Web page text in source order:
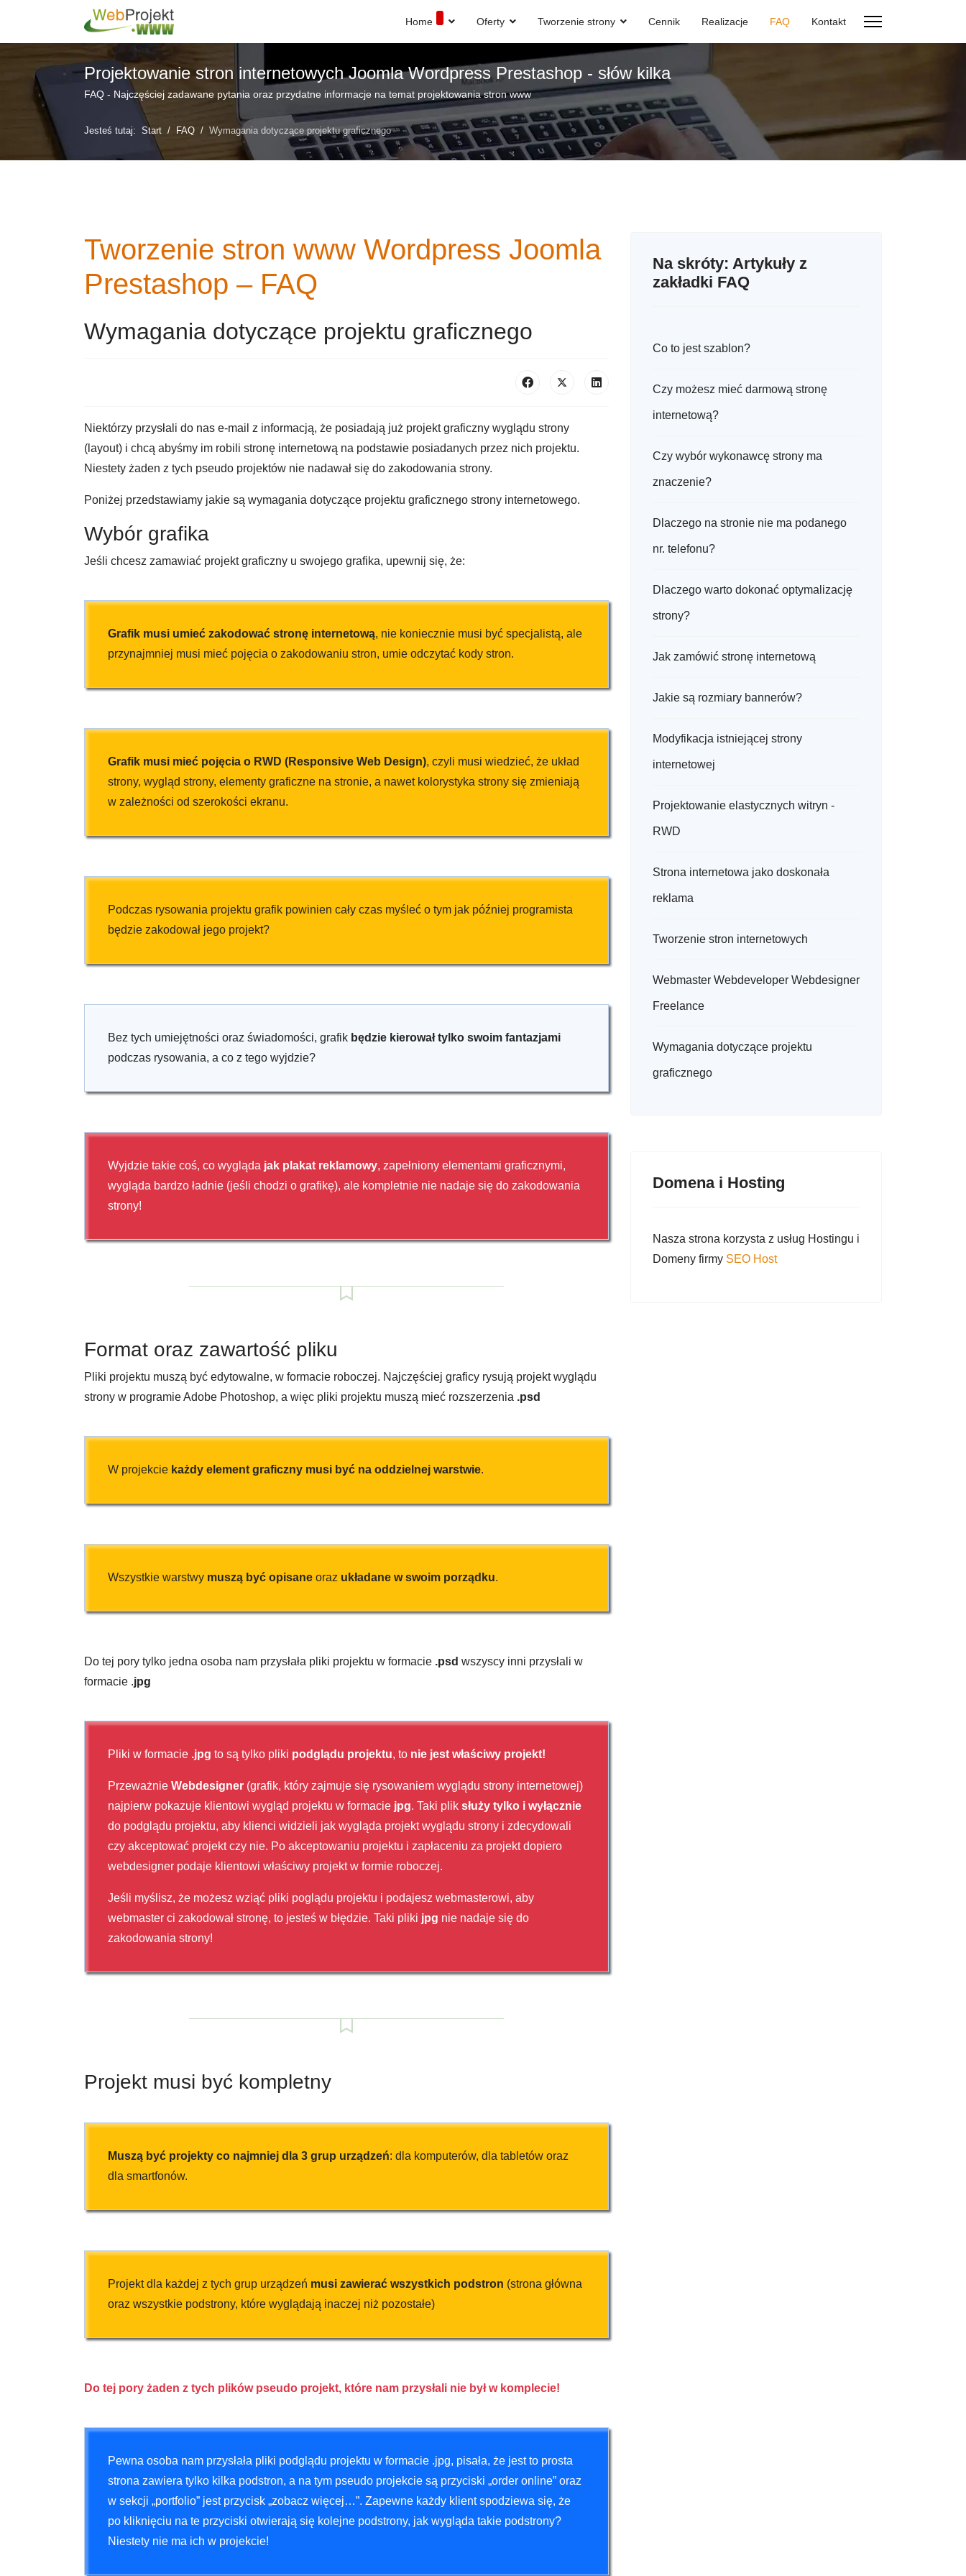
Home Oferty Tworzenie strony Cennik Realizacje FAQ Kontakt
Projektowanie stron internetowych Joomla Wordpress Prestashop - słów kilka
FAQ - Najczęściej zadawane pytania oraz przydatne informacje na temat projektowania stron www
Jesteś tutaj: Start FAQ Wymagania dotyczące projektu graficznego
Tworzenie stron www Wordpress Joomla
Prestashop – FAQ
Wymagania dotyczące projektu graficznego
Niektórzy przysłali do nas e-mail z informacją, że posiadają już projekt graficzny wyglądu strony
(layout) i chcą abyśmy im robili stronę internetową na podstawie posiadanych przez nich projektu.
Niestety żaden z tych pseudo projektów nie nadawał się do zakodowania strony.
Poniżej przedstawiamy jakie są wymagania dotyczące projektu graficznego strony internetowego.
Wybór grafika
Jeśli chcesz zamawiać projekt graficzny u swojego grafika, upewnij się, że:
Grafik musi umieć zakodować stronę internetową, nie koniecznie musi być specjalistą, ale
przynajmniej musi mieć pojęcia o zakodowaniu stron, umie odczytać kody stron.
Grafik musi mieć pojęcia o RWD (Responsive Web Design), czyli musi wiedzieć, że układ
strony, wygląd strony, elementy graficzne na stronie, a nawet kolorystyka strony się zmieniają
w zależności od szerokości ekranu.
Podczas rysowania projektu grafik powinien cały czas myśleć o tym jak później programista
będzie zakodował jego projekt?
Bez tych umiejętności oraz świadomości, grafik będzie kierował tylko swoim fantazjami
podczas rysowania, a co z tego wyjdzie?
Wyjdzie takie coś, co wygląda jak plakat reklamowy, zapełniony elementami graficznymi,
wygląda bardzo ładnie (jeśli chodzi o grafikę), ale kompletnie nie nadaje się do zakodowania
strony!
Format oraz zawartość pliku
Pliki projektu muszą być edytowalne, w formacie roboczej. Najczęściej graficy rysują projekt wyglądu
strony w programie Adobe Photoshop, a więc pliki projektu muszą mieć rozszerzenia .psd
W projekcie każdy element graficzny musi być na oddzielnej warstwie.
Wszystkie warstwy muszą być opisane oraz układane w swoim porządku.
Do tej pory tylko jedna osoba nam przysłała pliki projektu w formacie .psd wszyscy inni przysłali w
formacie .jpg
Pliki w formacie .jpg to są tylko pliki podglądu projektu, to nie jest właściwy projekt!
Przeważnie Webdesigner (grafik, który zajmuje się rysowaniem wyglądu strony internetowej)
najpierw pokazuje klientowi wygląd projektu w formacie jpg. Taki plik służy tylko i wyłącznie
do podglądu projektu, aby klienci widzieli jak wygląda projekt wyglądu strony i zdecydowali
czy akceptować projekt czy nie. Po akceptowaniu projektu i zapłaceniu za projekt dopiero
webdesigner podaje klientowi właściwy projekt w formie roboczej.
Jeśli myślisz, że możesz wziąć pliki poglądu projektu i podajesz webmasterowi, aby
webmaster ci zakodował stronę, to jesteś w błędzie. Taki pliki jpg nie nadaje się do
zakodowania strony!
Projekt musi być kompletny
Muszą być projekty co najmniej dla 3 grup urządzeń: dla komputerów, dla tabletów oraz
dla smartfonów.
Projekt dla każdej z tych grup urządzeń musi zawierać wszystkich podstron (strona główna
oraz wszystkie podstrony, które wyglądają inaczej niż pozostałe)
Do tej pory żaden z tych plików pseudo projekt, które nam przysłali nie był w komplecie!
Pewna osoba nam przysłała pliki podglądu projektu w formacie .jpg, pisała, że jest to prosta
strona zawiera tylko kilka podstron, a na tym pseudo projekcie są przyciski „order online” oraz
w sekcji „portfolio” jest przycisk „zobacz więcej…”. Zapewne każdy klient spodziewa się, że
po kliknięciu na te przyciski otwierają się kolejne podstrony, jak wygląda takie podstrony?
Niestety nie ma ich w projekcie!
Na skróty: Artykuły z
zakładki FAQ
Co to jest szablon?
Czy możesz mieć darmową stronę
internetową?
Czy wybór wykonawcę strony ma
znaczenie?
Dlaczego na stronie nie ma podanego
nr. telefonu?
Dlaczego warto dokonać optymalizację
strony?
Jak zamówić stronę internetową
Jakie są rozmiary bannerów?
Modyfikacja istniejącej strony
internetowej
Projektowanie elastycznych witryn -
RWD
Strona internetowa jako doskonała
reklama
Tworzenie stron internetowych
Webmaster Webdeveloper Webdesigner
Freelance
Wymagania dotyczące projektu
graficznego
Domena i Hosting
Nasza strona korzysta z usług Hostingu i
Domeny firmy SEO Host